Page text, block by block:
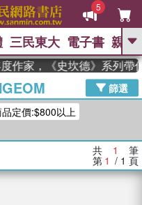
5
GO
野圭吾 、 The Odyssey 、
如果歷史是一群喵 、 暑期
國際布克獎 臺灣漫遊錄
猜想 、 偉大的迷走神經
三民東大 電子書 親子
作家，《史坎德》系列帶
篩選
定價:$800以上
共 1 筆
第 1 / 1 頁